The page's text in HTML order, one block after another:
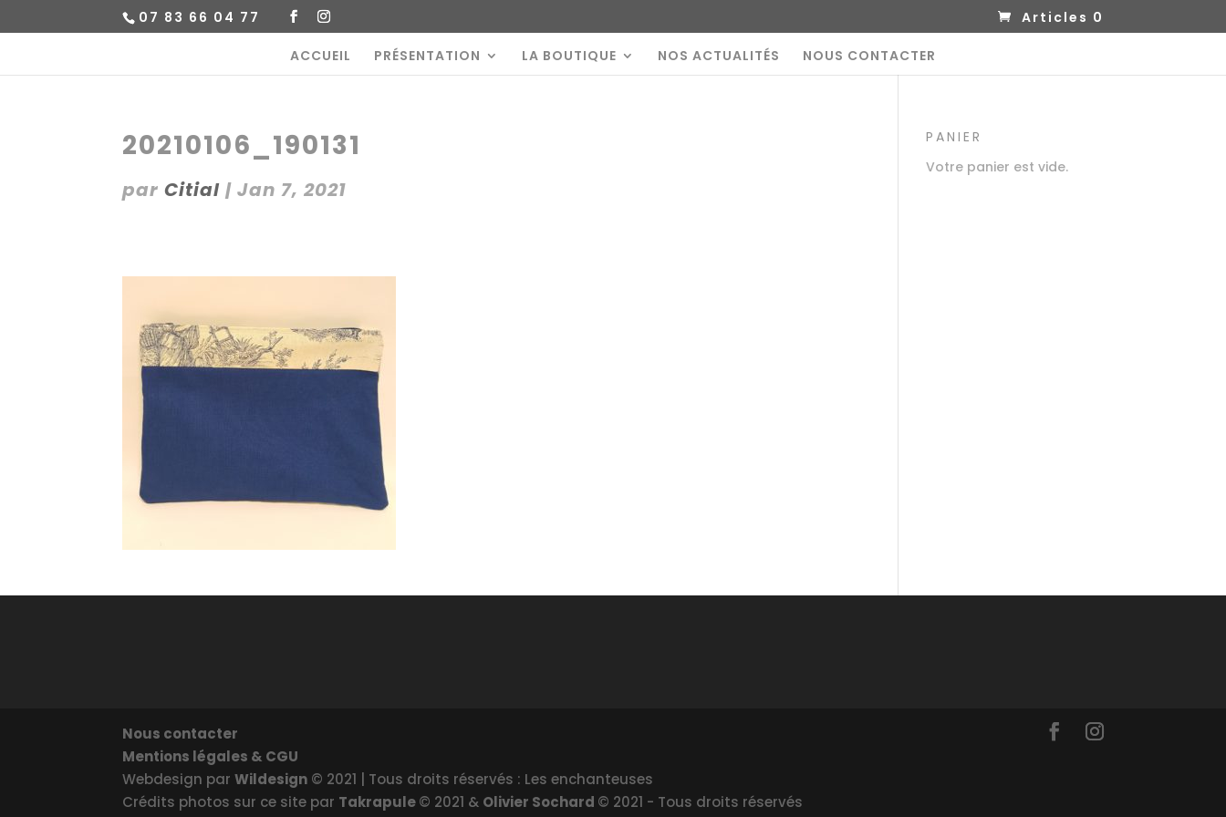
07 83 66 04 77 Articles 0
ACCUEIL PRÉSENTATION LA BOUTIQUE NOS ACTUALITÉS NOUS CONTACTER
20210106_190131
parCitial |Jan 7, 2021
PANIER
Votre panier est vide.
Nous contacter
Mentions légales & CGU
Webdesign parWildesign © 2021 | Tous droits réservés : Les enchanteuses
Crédits photos sur ce site par Takrapule© 2021 & Olivier Sochard © 2021 - Tous droits réservés